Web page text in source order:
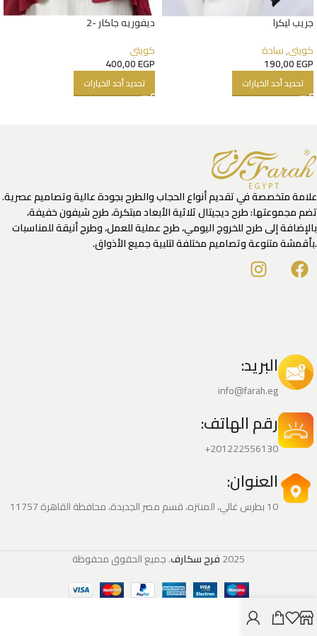
جريب ليكرا
كويتي,سادة
190,00EGP
تحديد أحد الخيارات
ديفوريه جاكار -2
كويتي
400,00EGP
تحديد أحد الخيارات
علامة متخصصة في تقديم أنواع الحجاب والطرح بجودة عالية وتصاميم عصرية.
تضم مجموعتها: طرح ديجيتال ثلاثية الأبعاد مبتكرة، طرح شيفون خفيفة،
بالإضافة إلى طرح للخروج اليومي، طرح عملية للعمل، وطرح أنيقة للمناسبات
.بأقمشة متنوعة وتصاميم مختلفة لتلبية جميع الأذواق.
البريد:
info@farah.eg
رقم الهاتف:
201222556130+
العنوان:
10 بطرس غالي، المنتزه، قسم مصر الجديدة، محافظة القاهرة‬ 11757
2025فرح سكارف. جميع الحقوق محفوظة